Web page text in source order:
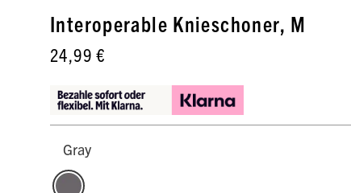
Interoperable Knieschoner, M
24,99 €
Gray